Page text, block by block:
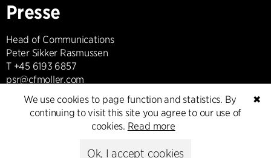
Presse
Head of Communications
Peter Sikker Rasmussen
T +45 6193 6857
psr@cfmoller.com
Media library
✖
We use cookies to page function and statistics. By
continuing to visit this site you agree to our use of
cookies. Read more
Ok, I accept cookies